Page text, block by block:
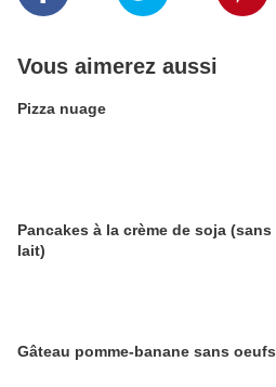
Vous aimerez aussi
Pizza nuage
Pancakes à la crème de soja (sans
lait)
Gâteau pomme-banane sans oeufs